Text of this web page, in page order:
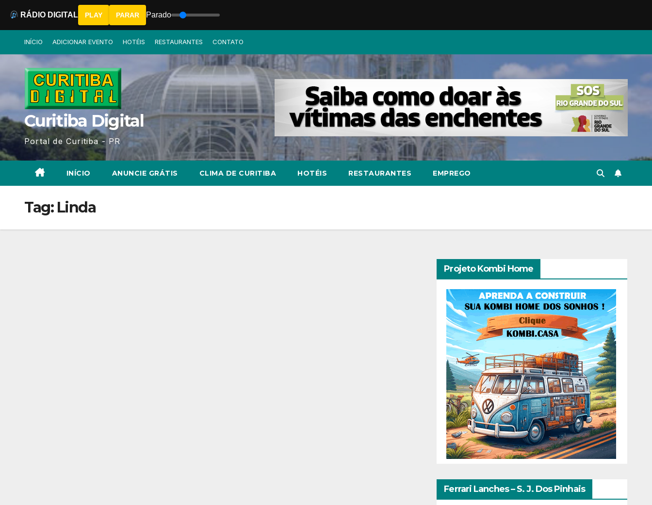
INÍCIO ADICIONAR EVENTO HOTÉIS RESTAURANTES CONTATO
Curitiba Digital
Portal de Curitiba - PR
INÍCIO ANUNCIE GRÁTIS CLIMA DE CURITIBA HOTÉIS RESTAURANTES EMPREGO
Tag: Linda
Projeto Kombi Home
Ferrari Lanches – S. J. Dos Pinhais
RÁDIO DIGITAL PLAY PARAR Parado